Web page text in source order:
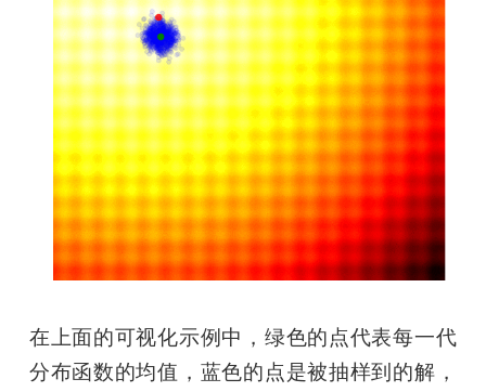
在上面的可视化示例中，绿色的点代表每一代
分布函数的均值，蓝色的点是被抽样到的解，